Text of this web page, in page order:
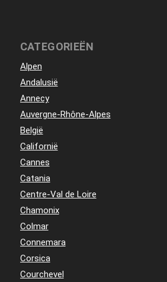
CATEGORIEËN
Alpen
Andalusië
Annecy
Auvergne-Rhône-Alpes
België
Californië
Cannes
Catania
Centre-Val de Loire
Chamonix
Colmar
Connemara
Corsica
Courchevel